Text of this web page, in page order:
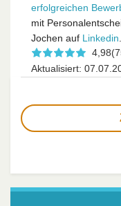
erfolgreichen
mit
Jochen auf Linkedin.
4,98
Aktualisiert: